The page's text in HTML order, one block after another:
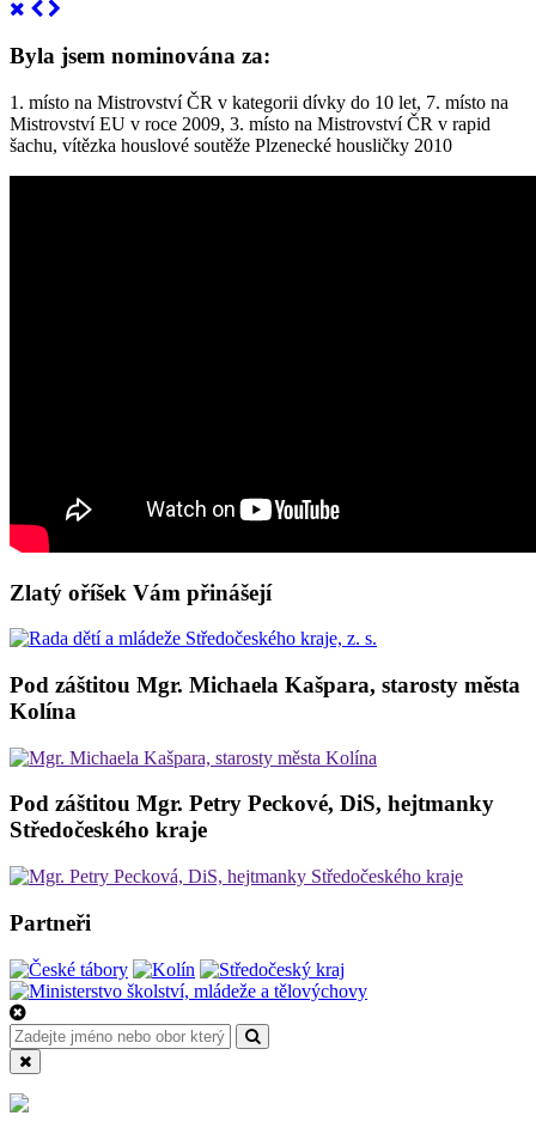
Byla jsem nominována za:
1. místo na Mistrovství ČR v kategorii dívky do 10 let, 7. místo na
Mistrovství EU v roce 2009, 3. místo na Mistrovství ČR v rapid
šachu, vítězka houslové soutěže Plzenecké housličky 2010
Zlatý oříšek Vám přinášejí
Pod záštitou Mgr. Michaela Kašpara, starosty města
Kolína
Pod záštitou Mgr. Petry Peckové, DiS, hejtmanky
Středočeského kraje
Partneři